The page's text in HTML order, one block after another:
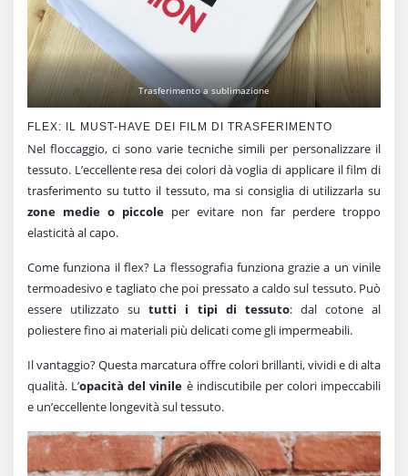
Trasferimento a sublimazione
FLEX: IL MUST-HAVE DEI FILM DI TRASFERIMENTO
Nel floccaggio, ci sono varie tecniche simili per personalizzare il
tessuto. L’eccellente resa dei colori dà voglia di applicare il film di
trasferimento su tutto il tessuto, ma si consiglia di utilizzarla su
zone medie o piccole per evitare non far perdere troppo
elasticità al capo.
Come funziona il flex? La flessografia funziona grazie a un vinile
termoadesivo e tagliato che poi pressato a caldo sul tessuto. Può
essere utilizzato su tutti i tipi di tessuto: dal cotone al
poliestere fino ai materiali più delicati come gli impermeabili.
Il vantaggio? Questa marcatura offre colori brillanti, vividi e di alta
qualità. L’opacità del vinile è indiscutibile per colori impeccabili
e un’eccellente longevità sul tessuto.